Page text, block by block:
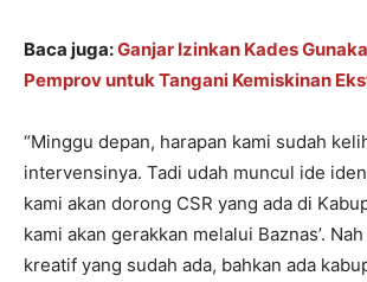
Baca juga:Ganjar Izinkan Kades
Pemprov untuk Tangani Kemiskinan
“Minggu depan, harapan kami sudah
intervensinya. Tadi udah muncul ide
kami akan dorong CSR yang ada di
kami akan gerakkan melalui Baznas’.
kreatif yang sudah ada, bahkan ada